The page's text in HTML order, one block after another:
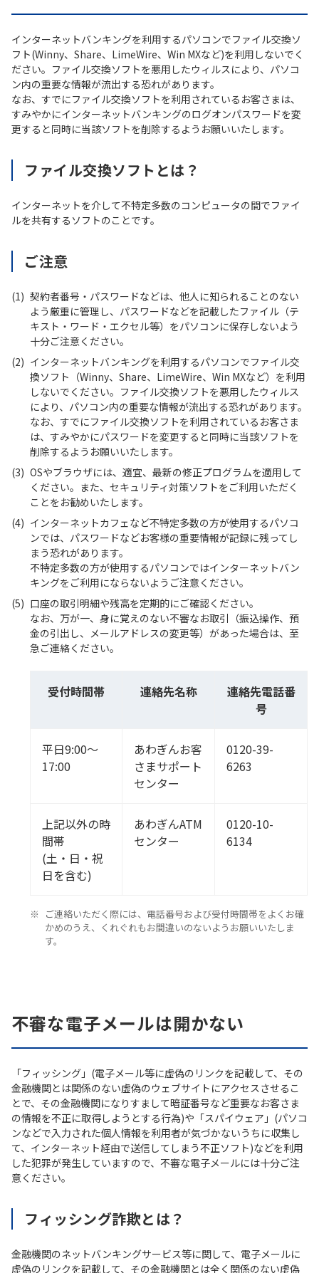
インターネットバンキングを利用するパソコンでファイル交換ソ
フト(Winny、Share、LimeWire、Win MXなど)を利用しないでく
ださい。ファイル交換ソフトを悪用したウィルスにより、パソコ
ン内の重要な情報が流出する恐れがあります。
なお、すでにファイル交換ソフトを利用されているお客さまは、
すみやかにインターネットバンキングのログオンパスワードを変
更すると同時に当該ソフトを削除するようお願いいたします。
ファイル交換ソフトとは？
インターネットを介して不特定多数のコンピュータの間でファイ
ルを共有するソフトのことです。
ご注意
(1) 契約者番号・パスワードなどは、他人に知られることのない
よう厳重に管理し、パスワードなどを記載したファイル（テ
キスト・ワード・エクセル等）をパソコンに保存しないよう
十分ご注意ください。
(2) インターネットバンキングを利用するパソコンでファイル交
換ソフト（Winny、Share、LimeWire、Win MXなど）を利用
しないでください。ファイル交換ソフトを悪用したウィルス
により、パソコン内の重要な情報が流出する恐れがあります。
なお、すでにファイル交換ソフトを利用されているお客さま
は、すみやかにパスワードを変更すると同時に当該ソフトを
削除するようお願いいたします。
(3) OSやブラウザには、適宜、最新の修正プログラムを適用して
ください。また、セキュリティ対策ソフトをご利用いただく
ことをお勧めいたします。
(4) インターネットカフェなど不特定多数の方が使用するパソコ
ンでは、パスワードなどお客様の重要情報が記録に残ってし
まう恐れがあります。
不特定多数の方が使用するパソコンではインターネットバン
キングをご利用にならないようご注意ください。
(5) 口座の取引明細や残高を定期的にご確認ください。
なお、万が一、身に覚えのない不審なお取引（振込操作、預
金の引出し、メールアドレスの変更等）があった場合は、至
急ご連絡ください。
受付時間帯 連絡先名称
連絡先電話番
号
平日9:00～
17:00
あわぎんお客
さまサポート
センター
0120-39-
6263
上記以外の時
間帯
(土・日・祝
日を含む)
あわぎんATM
センター
0120-10-
6134
ご連絡いただく際には、電話番号および受付時間帯をよくお確
かめのうえ、くれぐれもお間違いのないようお願いいたしま
す。
不審な電子メールは開かない
「フィッシング」(電子メール等に虚偽のリンクを記載して、その
金融機関とは関係のない虚偽のウェブサイトにアクセスさせるこ
とで、その金融機関になりすまして暗証番号など重要なお客さま
の情報を不正に取得しようとする行為)や「スパイウェア」(パソコ
ンなどで入力された個人情報を利用者が気づかないうちに収集し
て、インターネット経由で送信してしまう不正ソフト)などを利用
した犯罪が発生していますので、不審な電子メールには十分ご注
意ください。
フィッシング詐欺とは？
金融機関のネットバンキングサービス等に関して、電子メールに
虚偽のリンクを記載して、その金融機関とは全く関係のない虚偽